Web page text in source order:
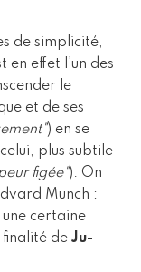
de simplicité,
en effet l’un des
le
et de ses
) en se
plus subtile
figée"). On
Munch :
une certaine
de Ju-